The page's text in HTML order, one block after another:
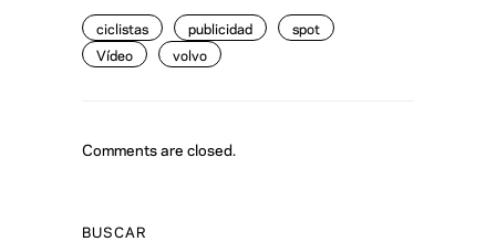
ciclistas publicidad
spot
Vídeo
volvo
Comments are closed.
BUSCAR